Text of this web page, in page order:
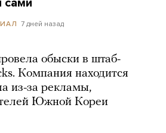
7 дней назад
обыски в штаб-
Компания находится
из-за рекламы,
Южной Кореи